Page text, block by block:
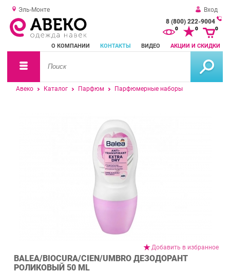
Эль-Монте
Вход
8 (800) 222-9004
О КОМПАНИИ КОНТАКТЫ ВИДЕО АКЦИИ И СКИДКИ
0 0 0
Авеко Каталог Парфюм Парфюмерные наборы
Добавить в избранное
BALEA/BIOCURA/CIEN/UMBRO ДЕЗОДОРАНТ
РОЛИКОВЫЙ 50 ML